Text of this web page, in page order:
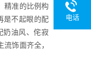
精准的比例构
是不起眼的配
奶油风、侘寂
饰面齐全，
电话